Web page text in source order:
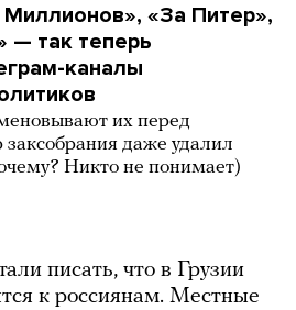
«За Питер»,
— так теперь
каналы
их перед
даже удалил
Никто не понимает)
писать, что в Грузии
к россиянам. Местные